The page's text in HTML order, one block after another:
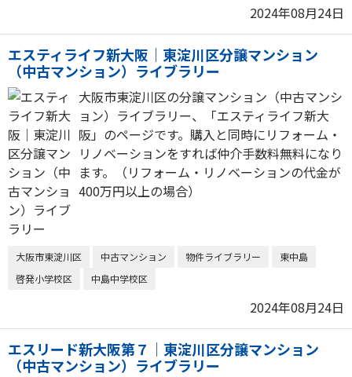
2024年08月24日
エスティライフ新大阪｜東淀川区分譲マンション
（中古マンション）ライブラリー
大阪市東淀川区の分譲マンション（中古マンシ
ョン）ライブラリー、「エスティライフ新大
阪」のページです。購入と同時にリフォーム・
リノベーションをすれば仲介手数料無料になり
ます。（リフォーム・リノベーションの代金が
400万円以上の場合）
大阪市東淀川区 中古マンション 物件ライブラリー
東中島
啓発小学校区
中島中学校区
2024年08月24日
エスリード新大阪第７｜東淀川区分譲マンション
（中古マンション）ライブラリー